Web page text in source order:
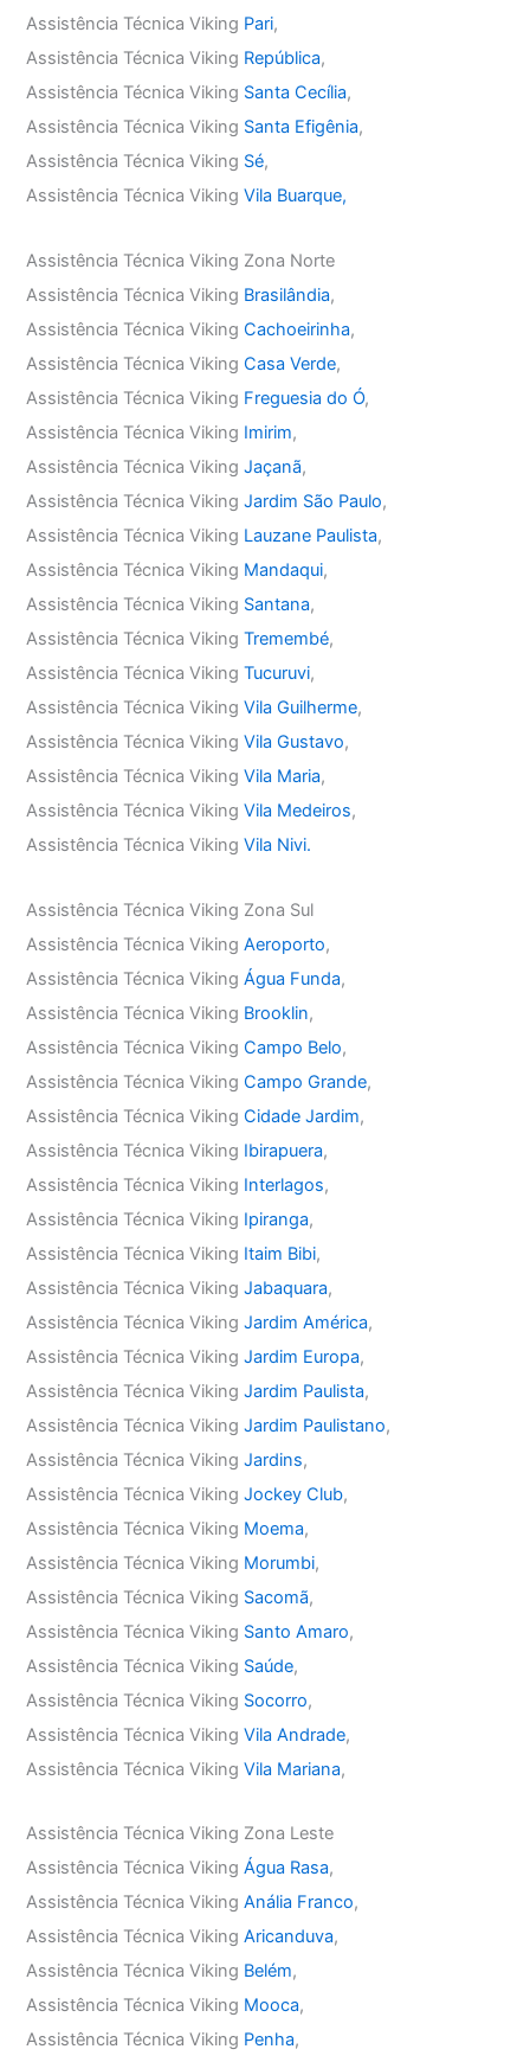
Assistência Técnica Viking Pari,
Assistência Técnica Viking República,
Assistência Técnica Viking Santa Cecília,
Assistência Técnica Viking Santa Efigênia,
Assistência Técnica Viking Sé,
Assistência Técnica VikingVila Buarque,
Assistência Técnica Viking Zona Norte
Assistência Técnica Viking Brasilândia,
Assistência Técnica VikingCachoeirinha,
Assistência Técnica VikingCasa Verde,
Assistência Técnica Viking Freguesia do Ó,
Assistência Técnica Viking Imirim,
Assistência Técnica VikingJaçanã,
Assistência Técnica VikingJardim São Paulo,
Assistência Técnica Viking Lauzane Paulista,
Assistência Técnica Viking Mandaqui,
Assistência Técnica Viking Santana,
Assistência Técnica VikingTremembé,
Assistência Técnica VikingTucuruvi,
Assistência Técnica VikingVila Guilherme,
Assistência Técnica VikingVila Gustavo,
Assistência Técnica VikingVila Maria,
Assistência Técnica VikingVila Medeiros,
Assistência Técnica VikingVila Nivi.
Assistência Técnica Viking Zona Sul
Assistência Técnica VikingAeroporto,
Assistência Técnica VikingÁgua Funda,
Assistência Técnica Viking Brooklin,
Assistência Técnica VikingCampo Belo,
Assistência Técnica VikingCampo Grande,
Assistência Técnica VikingCidade Jardim,
Assistência Técnica Viking Ibirapuera,
Assistência Técnica Viking Interlagos,
Assistência Técnica Viking Ipiranga,
Assistência Técnica Viking Itaim Bibi,
Assistência Técnica VikingJabaquara,
Assistência Técnica VikingJardim América,
Assistência Técnica VikingJardim Europa,
Assistência Técnica VikingJardim Paulista,
Assistência Técnica VikingJardim Paulistano,
Assistência Técnica VikingJardins,
Assistência Técnica VikingJockey Club,
Assistência Técnica Viking Moema,
Assistência Técnica Viking Morumbi,
Assistência Técnica Viking Sacomã,
Assistência Técnica Viking Santo Amaro,
Assistência Técnica Viking Saúde,
Assistência Técnica Viking Socorro,
Assistência Técnica VikingVila Andrade,
Assistência Técnica VikingVila Mariana,
Assistência Técnica Viking Zona Leste
Assistência Técnica VikingÁgua Rasa,
Assistência Técnica VikingAnália Franco,
Assistência Técnica VikingAricanduva,
Assistência Técnica Viking Belém,
Assistência Técnica Viking Mooca,
Assistência Técnica Viking Penha,